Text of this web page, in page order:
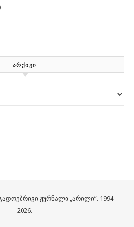
ᲐᲠᲥᲘᲕᲘ
ჟურნალი „არილი”. 1994 -
2026.